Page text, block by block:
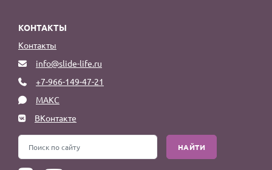
КОНТАКТЫ
Контакты
info@slide-life.ru
+7-966-149-47-21
МАКС
ВКонтакте
НАЙТИ